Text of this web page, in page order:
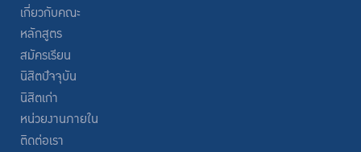
เกี่ยวกับคณะ
หลักสูตร
สมัครเรียน
นิสิตปัจจุบัน
นิสิตเก่า
หน่วยงานภายใน
ติดต่อเรา